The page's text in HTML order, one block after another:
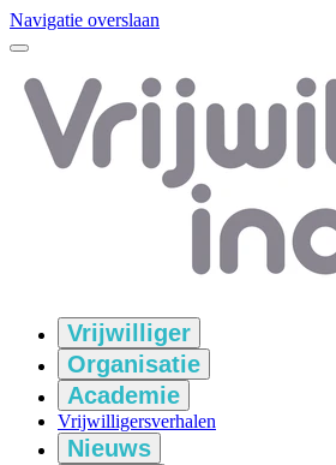
Navigatie overslaan
Vrijwilliger
Organisatie
Academie
Vrijwilligersverhalen
Nieuws